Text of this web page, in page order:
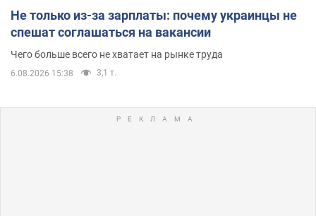
Не только из-за зарплаты: почему украинцы не
спешат соглашаться на вакансии
Чего больше всего не хватает на рынке труда
6.08.2026 15:38 3,1 т.